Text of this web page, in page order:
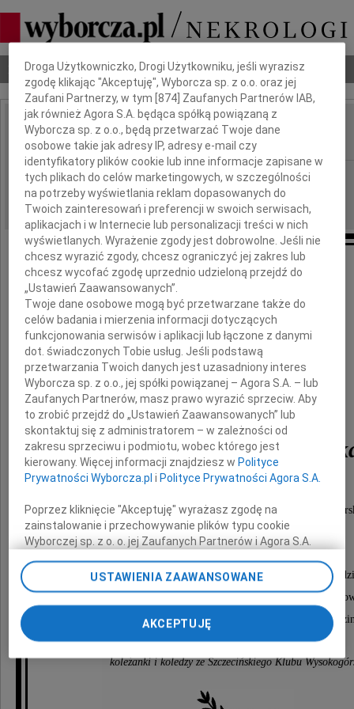
Nekrologi Odeszli Poradnik pogrzebowy
IMIĘ I NAZWISKO: Bernadeta Szczepańska
REGION: Szczecin
DATA EMISJI: 28.09.2011
Z wielkim smutkiem zawiadamiamy,
że w nocy z 10 na 11 września 2011 roku
zmarła w dalekich górach Karakorum
Bernadeta
Wieloletni członek Szczecińskiego Klubu
Prezes w latach 1992-1997.
Msza święta rozpocznie się 28 września 2011 roku o
w kościele pw. św. Andrzeja Boboli przy ulicy
Pogrzeb odbędzie się na Cmentarzu Centralnym o
koleżanki i koledzy ze Szczecińskiego Klubu
Dbamy o Twoją prywatność
Droga Użytkowniczko, Drogi Użytkowniku, jeśli wyrazisz
zgodę klikając "Akceptuję", Wyborcza sp. z o.o. oraz jej
Zaufani Partnerzy, w tym [874 ] Zaufanych Partnerów IAB,
jak również Agora S.A. będąca spółką powiązaną z
Wyborcza sp. z o.o., będą przetwarzać Twoje dane
osobowe takie jak adresy IP, adresy e-mail czy
identyfikatory plików cookie lub inne informacje zapisane w
tych plikach do celów marketingowych, w szczególności
na potrzeby wyświetlania reklam dopasowanych do
Twoich zainteresowań i preferencji w swoich serwisach,
aplikacjach i w Internecie lub personalizacji treści w nich
wyświetlanych. Wyrażenie zgody jest dobrowolne. Jeśli nie
chcesz wyrazić zgody, chcesz ograniczyć jej zakres lub
chcesz wycofać zgodę uprzednio udzieloną przejdź do
„Ustawień Zaawansowanych”.
Twoje dane osobowe mogą być przetwarzane także do
celów badania i mierzenia informacji dotyczących
funkcjonowania serwisów i aplikacji lub łączone z danymi
dot. świadczonych Tobie usług. Jeśli podstawą
przetwarzania Twoich danych jest uzasadniony interes
Wyborcza sp. z o.o., jej spółki powiązanej – Agora S.A. – lub
Zaufanych Partnerów, masz prawo wyrazić sprzeciw. Aby
to zrobić przejdź do „Ustawień Zaawansowanych” lub
skontaktuj się z administratorem – w zależności od
zakresu sprzeciwu i podmiotu, wobec którego jest
kierowany. Więcej informacji znajdziesz w Polityce
Prywatności Wyborcza.pl i Polityce Prywatności Agora S.A.
Poprzez kliknięcie "Akceptuję" wyrażasz zgodę na
zainstalowanie i przechowywanie plików typu cookie
Wyborczej sp. z o. o. jej Zaufanych Partnerów i Agora S.A.
chwili zmienić swoje preferencje dot. plików cookie,
ponownie wywołując narzędzie do zarządzania Twoimi
preferencjami dot. przetwarzania danych poprzez
odnośnik „Ustawienia prywatności” w stopce serwisu i
przechodząc do sekcji „Ustawienia zaawansowane”.
pomocą ustawień przeglądarki.
My, nasi Zaufani Partnerzy i Agora S.A. możemy
USTAWIENIA ZAAWANSOWANE
AKCEPTUJĘ